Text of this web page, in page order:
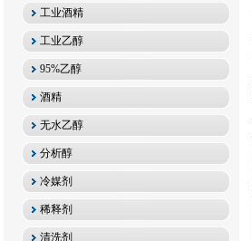
工业酒精
工业乙醇
95%乙醇
酒精
无水乙醇
分析醇
冷媒剂
稀释剂
清洗剂